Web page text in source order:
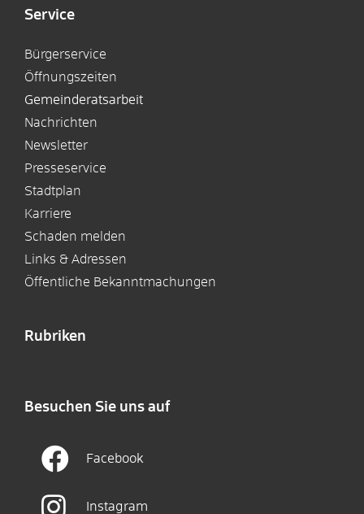
Service
Bürgerservice
Öffnungszeiten
Gemeinderatsarbeit
Nachrichten
Newsletter
Presseservice
Stadtplan
Karriere
Schaden melden
Links & Adressen
Öffentliche Bekanntmachungen
Rubriken
Besuchen Sie uns auf
Facebook
Instagram